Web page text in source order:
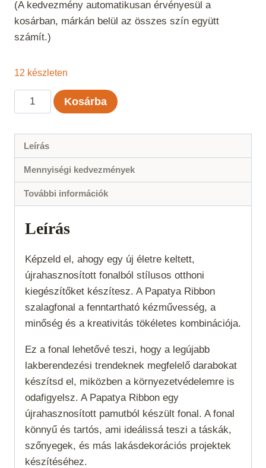
(A kedvezmény automatikusan érvényesül a
kosárban, márkán belül az összes szín együtt
számít.)
12 készleten
Papatya
Ribbon
Narancssárga
2125
mennyiség
Kosárba
Leírás
Mennyiségi kedvezmények
További információk
Leírás
Képzeld el, ahogy egy új életre keltett,
újrahasznosított fonalból stílusos otthoni
kiegészítőket készítesz. A Papatya Ribbon
szalagfonal a fenntartható kézművesség, a
minőség és a kreativitás tökéletes kombinációja.
Ez a fonal lehetővé teszi, hogy a legújabb
lakberendezési trendeknek megfelelő darabokat
készítsd el, miközben a környezetvédelemre is
odafigyelsz. A Papatya Ribbon egy
újrahasznosított pamutból készült fonal. A fonal
könnyű és tartós, ami ideálissá teszi a táskák,
szőnyegek, és más lakásdekorációs projektek
készítéséhez.